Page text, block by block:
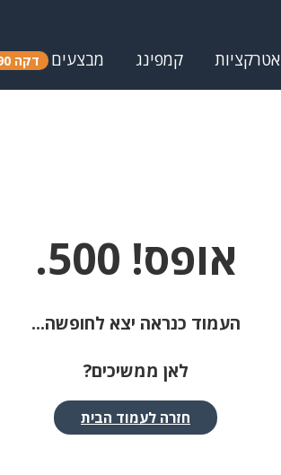
אטרקציות קמפינג מבצעים דקה 90
אופס! 500.
העמוד כנראה יצא לחופשה...
לאן ממשיכים?
חזרה לעמוד הבית